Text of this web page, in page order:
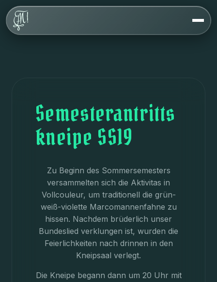
Über uns
Werte
FAQ
Veranstaltungen
Kontakt
Semesterantritts
kneipe SS19
Zu Beginn des Sommersemesters
versammelten sich die Aktivitas in
Vollcouleur, um traditionell die grün-
weiß-violette Marcomannenfahne zu
hissen. Nachdem brüderlich unser
Bundeslied verklungen ist, wurden die
Feierlichkeiten nach drinnen in den
Kneipsaal verlegt.
Die Kneipe begann dann um 20 Uhr mit